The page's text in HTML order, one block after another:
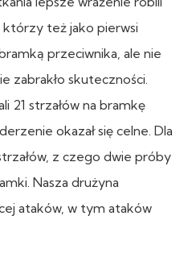
którzy też jako pierwsi
przeciwnika, ale nie
zabrakło skuteczności.
21 strzałów na bramkę
okazał się celne. Dla
z czego dwie próby
Nasza drużyna
ataków, w tym ataków